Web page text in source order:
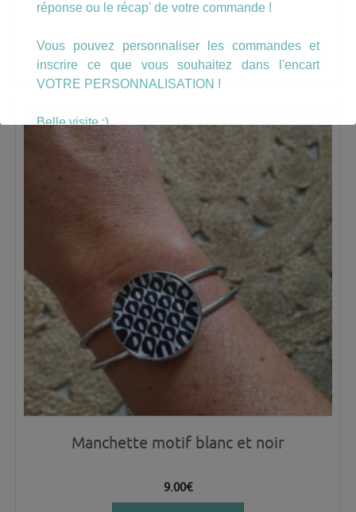
Manchette motif blanc et noir
9.00€
réponse ou le récap' de votre commande !
Vous pouvez personnaliser les commandes et
inscrire ce que vous souhaitez dans l'encart
VOTRE PERSONNALISATION !
Belle visite :)